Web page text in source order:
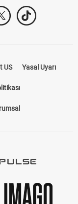
US Yasal Uyarı